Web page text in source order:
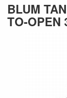
BLUM
TO-OPEN